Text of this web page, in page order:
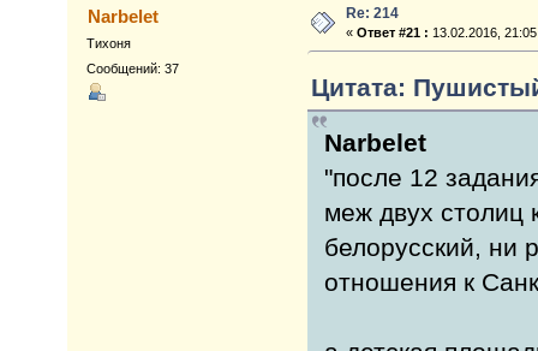
Narbelet
Тихоня
Сообщений: 37
Re: 214
«Ответ #21 : 13.02.2016,
Цитата:
Narbelet
"после 12
меж двух столиц
белорусский, ни
отношения к